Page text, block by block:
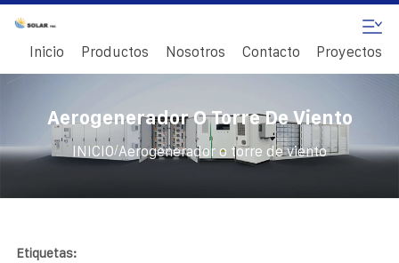
Inicio Productos Nosotros Contacto Proyectos
Aerogenerador O Torre De Viento
INICIO/Aerogenerador o torre de viento
Etiquetas: